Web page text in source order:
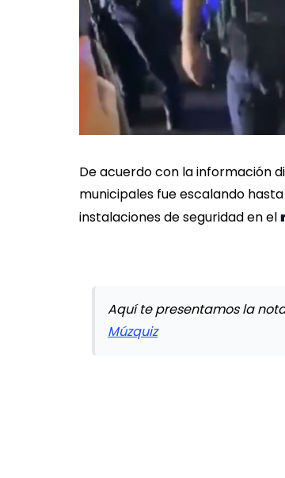
De acuerdo con la información
municipales fue escalando
instalaciones de seguridad en el
Aquí te presentamos la
Múzquiz